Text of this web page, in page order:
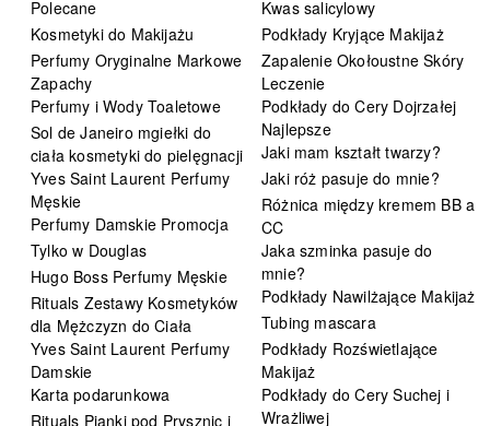
Polecane
Kosmetyki do Makijażu
Perfumy Oryginalne Markowe
Zapachy
Perfumy i Wody Toaletowe
Sol de Janeiro mgiełki do
ciała kosmetyki do pielęgnacji
Yves Saint Laurent Perfumy
Męskie
Perfumy Damskie Promocja
Tylko w Douglas
Hugo Boss Perfumy Męskie
Rituals Zestawy Kosmetyków
dla Mężczyzn do Ciała
Yves Saint Laurent Perfumy
Damskie
Karta podarunkowa
Rituals Pianki pod Prysznic i
Kwas salicylowy
Podkłady Kryjące Makijaż
Zapalenie Okołoustne Skóry
Leczenie
Podkłady do Cery Dojrzałej
Najlepsze
Jaki mam kształt twarzy?
Jaki róż pasuje do mnie?
Różnica między kremem BB a
CC
Jaka szminka pasuje do
mnie?
Podkłady Nawilżające Makijaż
Tubing mascara
Podkłady Rozświetlające
Makijaż
Podkłady do Cery Suchej i
Wrażliwej